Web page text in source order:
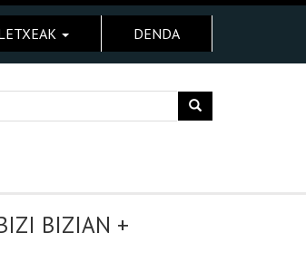
DENDA
BIZIAN +